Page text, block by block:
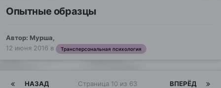
Опытные образцы
Автор: Мурша,
12 июня 2016 в Трансперсональная психология
НАЗАД ВПЕРЁД
Страница 10 из 63